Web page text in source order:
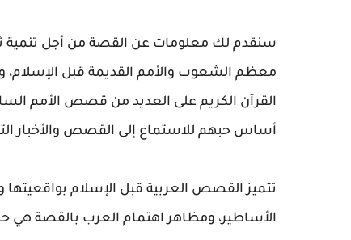
سنقدم لك معلومات عن القصة من أجل تنمية
معظم الشعوب والأمم القديمة قبل الإسلام،
القرآن الكريم على العديد من قصص الأمم
أساس حبهم للاستماع إلى القصص والأخبار
تتميز القصص العربية قبل الإسلام
الأساطير، ومظاهر اهتمام العرب بالقصة هي